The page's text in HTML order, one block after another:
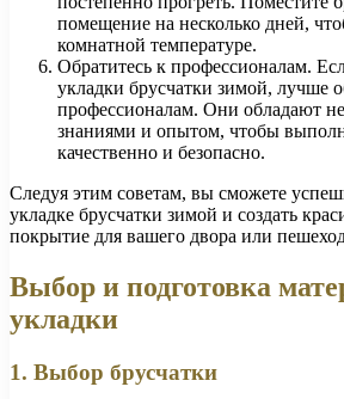
помещение на несколько дней,
комнатной температуре.
Обратитесь к профессионалам.
укладки брусчатки зимой, лучше
профессионалам. Они обладают
знаниями и опытом, чтобы
качественно и безопасно.
Следуя этим советам, вы сможете
укладке брусчатки зимой и создать
покрытие для вашего двора или
Выбор и подготовка
укладки
1. Выбор брусчатки